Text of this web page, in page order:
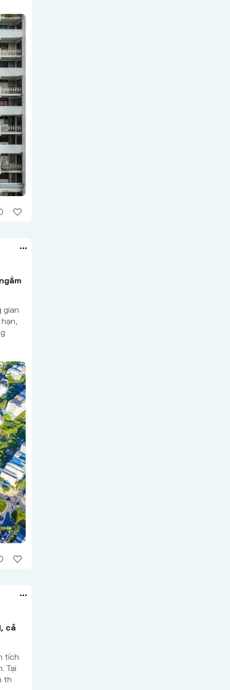
gian
cả
tích
Tại
th